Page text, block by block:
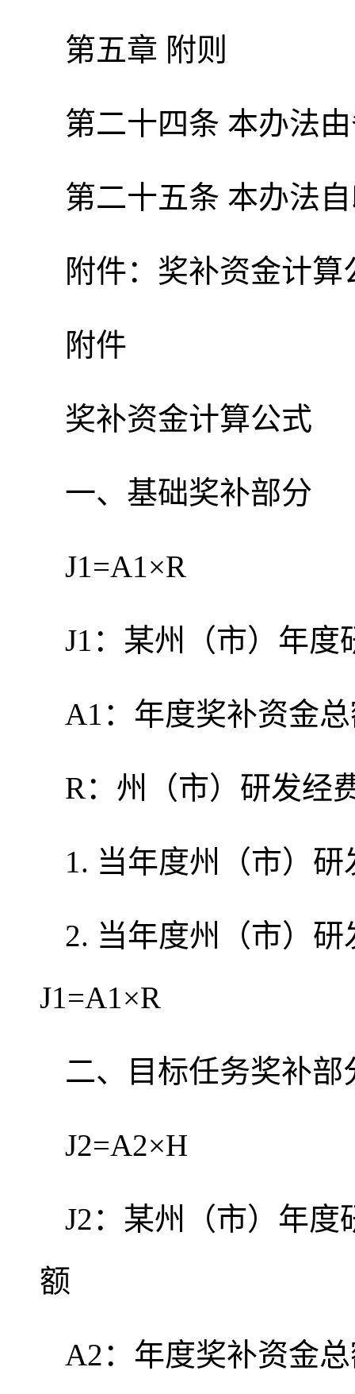
第五章 附则
第二十四条 本办法
第二十五条 本办法
附件：奖补资金计算
附件
奖补资金计算公式
一、基础奖补部分
J1=A1×R
J1：某州（市）年
A1：年度奖补资金
R：州（市）研发经
1. 当年度州（市）
2. 当年度州（市）
J1=A1×R
二、目标任务奖补部
J2=A2×H
J2：某州（市）年
额
A2：年度奖补资金